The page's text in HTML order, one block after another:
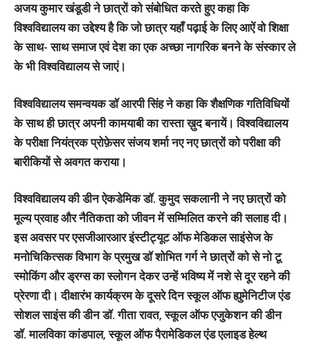
अजय कुमार खंडूडी ने छात्रों को संबोधित करते हुए कहा कि
विश्वविद्यालय का उद्देश्य है कि जो छात्र यहाँ पढ़ाई के लिए आऐं वो शिक्षा
के साथ- साथ समाज एवं देश का एक अच्छा नागरिक बनने के संस्कार ले
के भी विश्वविद्यालय से जाएं।
विश्वविद्यालय समन्वयक डॉ आरपी सिंह ने कहा कि शैक्षणिक गतिविधियों
के साथ ही छात्र अपनी कामयाबी का रास्ता ख़ुद बनायें। विश्वविद्यालय
के परीक्षा नियंत्रक प्रोफ़ेसर संजय शर्मा नए नए छात्रों को परीक्षा की
बारीकियों से अवगत कराया।
विश्वविद्यालय की डीन ऐकडेमिक डॉ. कुमुद सकलानी ने नए छात्रों को
मूल्य प्रवाह और नैतिकता को जीवन में सम्मिलित करने की सलाह दी।
इस अवसर पर एसजीआरआर इंस्टीट्यूट ऑफ मेडिकल साइंसेज के
मनोचिकित्सक विभाग के प्रमुख डॉ शोभित गर्ग ने छात्रों को से नो टू
स्मोकिंग और ड्रग्स का स्लोगन देकर उन्हें भविष्य में नशे से दूर रहने की
प्रेरणा दी। दीक्षारंभ कार्यक्रम के दूसरे दिन स्कूल ऑफ ह्युमेनिटीज एंड
सोशल साइंस की डीन डॉ. गीता रावत, स्कूल ऑफ एजुकेशन की डीन
डॉ. मालविका कांडपाल, स्कूल ऑफ पैरामेडिकल एंड एलाइड हेल्थ